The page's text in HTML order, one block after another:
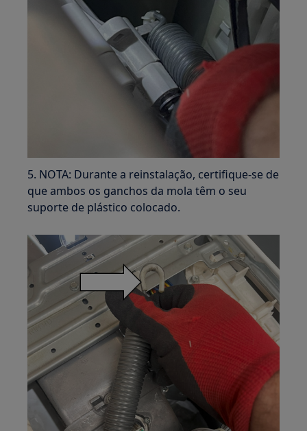
5. NOTA: Durante a reinstalação, certifique-se de
que ambos os ganchos da mola têm o seu
suporte de plástico colocado.